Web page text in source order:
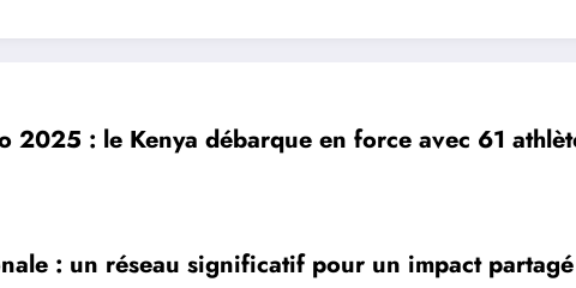
2025 : le Kenya débarque en force avec 61
: un réseau significatif pour un impact partagé